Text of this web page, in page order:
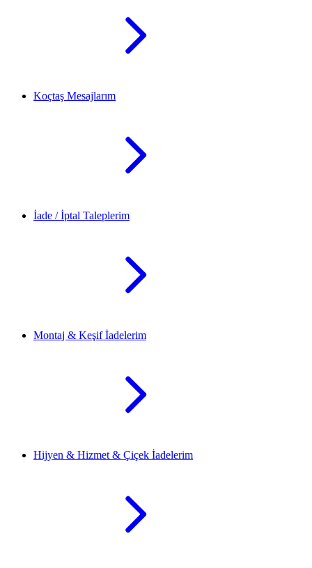
Koçtaş Mesajlarım
İade / İptal Taleplerim
Montaj & Keşif İadelerim
Hijyen & Hizmet & Çiçek İadelerim